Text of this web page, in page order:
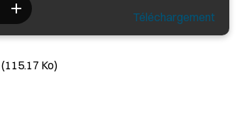
Téléchargement
(115.17 Ko)